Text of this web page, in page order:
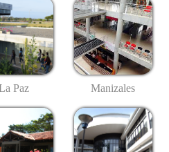
Paz Manizales